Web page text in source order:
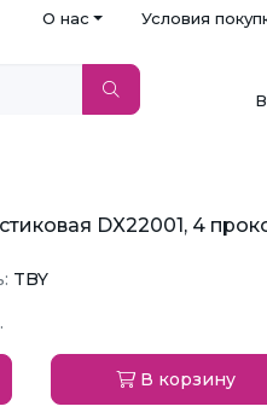
О нас Условия
DX22001, 4
TBY
В корзину